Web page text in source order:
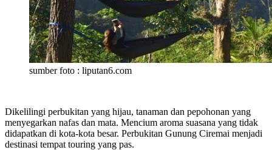
sumber foto : liputan6.com
Dikelilingi perbukitan yang hijau, tanaman dan pepohonan yang
menyegarkan nafas dan mata. Mencium aroma suasana yang tidak
didapatkan di kota-kota besar. Perbukitan Gunung Ciremai menjadi
destinasi tempat touring yang pas.